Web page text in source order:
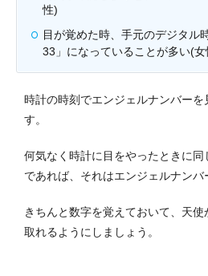
性)
目が覚めた時、手元のデジタル
33」になっていることが多い(女
時計の時刻でエンジェルナンバー
す。
何気なく時計に目をやったときに同
であれば、それはエンジェルナンバ
きちんと数字を覚えておいて、天
取れるようにしましょう。